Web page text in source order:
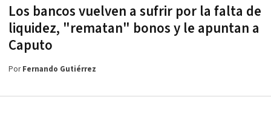
Los bancos vuelven a sufrir por la falta de
liquidez, "rematan" bonos y le apuntan a
Caputo
PorFernando Gutiérrez